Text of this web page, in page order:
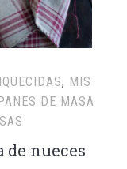
, MIS
DE MASA
de nueces